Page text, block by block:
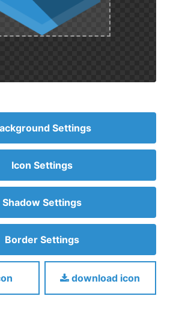
Settings
Icon Settings
Shadow Settings
Border Settings
download icon